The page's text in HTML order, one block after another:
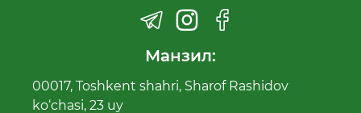
Манзил:
00017, Toshkent shahri, Sharof Rashidov
ko‘chasi, 23 uy